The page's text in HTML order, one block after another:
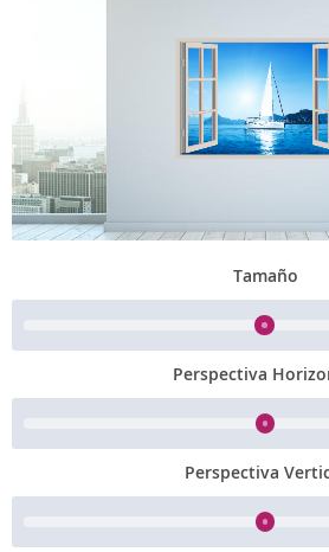
Tamaño
Perspectiva
Perspectiva